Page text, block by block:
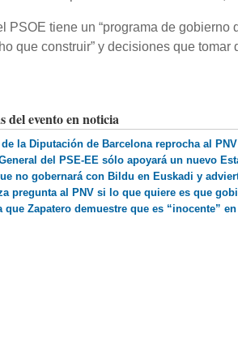
PSOE tiene un “programa de
que construir” y decisiones que
del evento en noticia
de la Diputación de Barcelona reprocha al
del PSE-EE sólo apoyará un nuevo
no gobernará con Bildu en Euskadi y
pregunta al PNV si lo que quiere es que
que Zapatero demuestre que es “inocente”